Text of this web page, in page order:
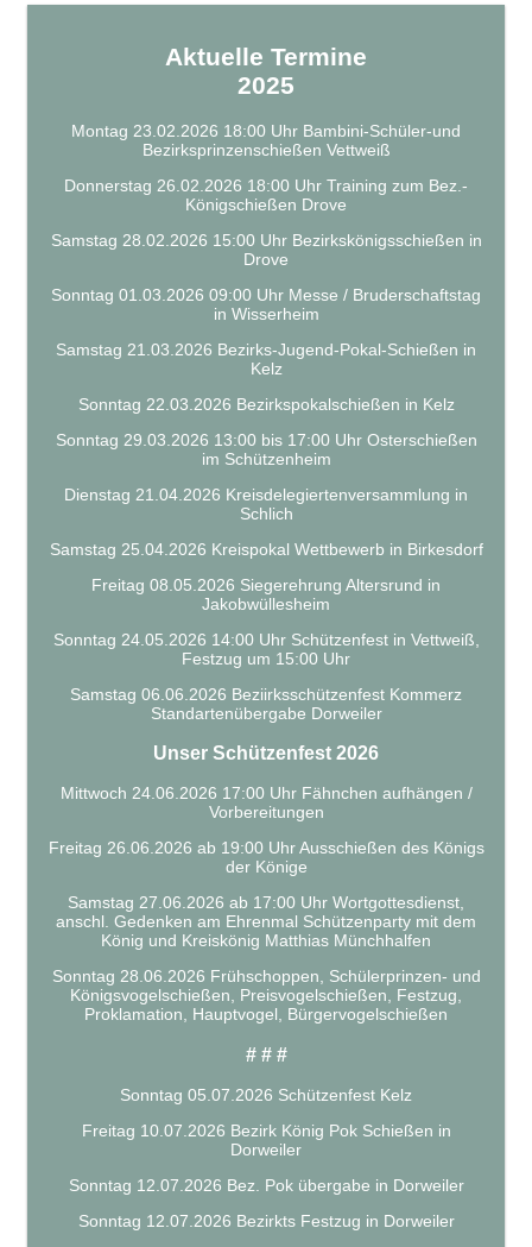
Aktuelle Termine
2025
Montag 23.02.2026 18:00 Uhr Bambini-Schüler-und
Bezirksprinzenschießen Vettweiß
Donnerstag 26.02.2026 18:00 Uhr Training zum Bez.-
Königschießen Drove
Samstag 28.02.2026 15:00 Uhr Bezirkskönigsschießen in
Drove
Sonntag 01.03.2026 09:00 Uhr Messe / Bruderschaftstag
in Wisserheim
Samstag 21.03.2026 Bezirks-Jugend-Pokal-Schießen in
Kelz
Sonntag 22.03.2026 Bezirkspokalschießen in Kelz
Sonntag 29.03.2026 13:00 bis 17:00 Uhr Osterschießen
im Schützenheim
Dienstag 21.04.2026 Kreisdelegiertenversammlung in
Schlich
Samstag 25.04.2026 Kreispokal Wettbewerb in Birkesdorf
Freitag 08.05.2026 Siegerehrung Altersrund in
Jakobwüllesheim
Sonntag 24.05.2026 14:00 Uhr Schützenfest in Vettweiß,
Festzug um 15:00 Uhr
Samstag 06.06.2026 Beziirksschützenfest Kommerz
Standartenübergabe Dorweiler
Unser Schützenfest 2026
Mittwoch 24.06.2026 17:00 Uhr Fähnchen aufhängen /
Vorbereitungen
Freitag 26.06.2026 ab 19:00 Uhr Ausschießen des Königs
der Könige
Samstag 27.06.2026 ab 17:00 Uhr Wortgottesdienst,
anschl. Gedenken am Ehrenmal Schützenparty mit dem
König und Kreiskönig Matthias Münchhalfen
Sonntag 28.06.2026 Frühschoppen, Schülerprinzen- und
Königsvogelschießen, Preisvogelschießen, Festzug,
Proklamation, Hauptvogel, Bürgervogelschießen
# # #
Sonntag 05.07.2026 Schützenfest Kelz
Freitag 10.07.2026 Bezirk König Pok Schießen in
Dorweiler
Sonntag 12.07.2026 Bez. Pok übergabe in Dorweiler
Sonntag 12.07.2026 Bezirkts Festzug in Dorweiler